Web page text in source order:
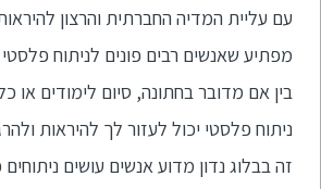
עם עליית המדיה החברתית והרצון
מפתיע שאנשים רבים פונים לניתוח פלסטי
בין אם מדובר בחתונה, סיום לימודים או
ניתוח פלסטי יכול לעזור לך להיראות
זה בבלוג נדון מדוע אנשים עושים